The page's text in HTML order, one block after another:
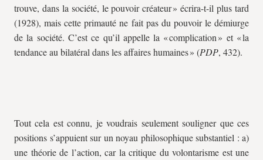
trouve, dans la société, le pouvoir créateur » écrira-t-il plus tard
(1928), mais cette primauté ne fait pas du pouvoir le démiurge
de la société. C’est ce qu’il appelle la « complication » et « la
tendance au bilatéral dans les affaires humaines » (PDP, 432).
Tout cela est connu, je voudrais seulement souligner que ces
positions s’appuient sur un noyau philosophique substantiel : a)
une théorie de l’action, car la critique du volontarisme est une